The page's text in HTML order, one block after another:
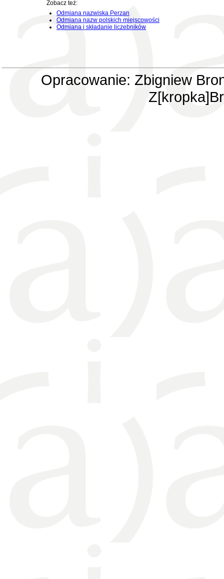
Zobacz też:
Odmiana nazwiska Perzan
Odmiana nazw polskich miejscowości
Odmiana i składanie liczebników
Opracowanie: Zbigniew